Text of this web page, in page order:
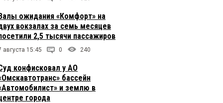
ожидания «Комфорт» на
вокзалах за семь месяцев
2,5 тысячи пассажиров
августа 15:45 0 240
конфисковал у АО
бассейн
и землю в
города